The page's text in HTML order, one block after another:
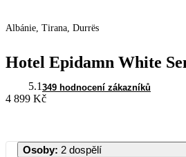
Albánie, Tirana, Durrës
Hotel Epidamn White
5.1 349 hodnocení zákazníků
4 899 Kč
Osoby: 2 dospělí